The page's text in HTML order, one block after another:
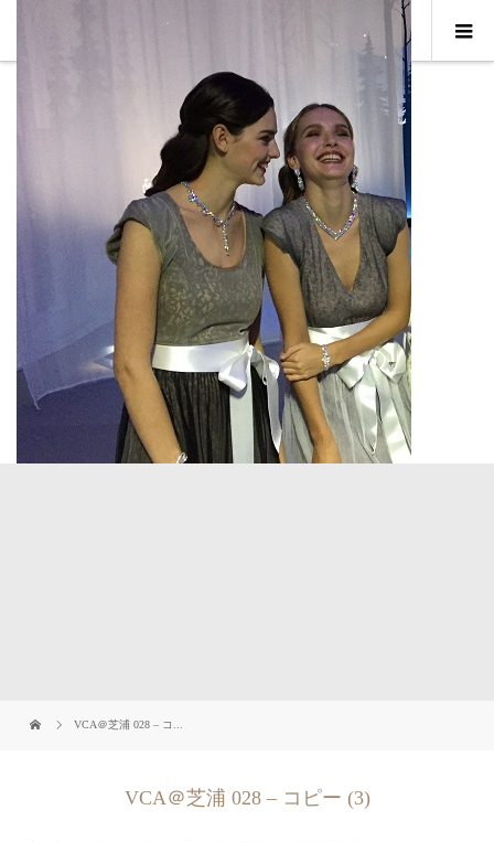
VCA＠芝浦 028 – コ...
VCA＠芝浦 028 – コピー (3)